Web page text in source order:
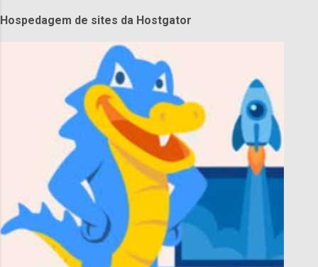
Hospedagem de sites da Hostgator